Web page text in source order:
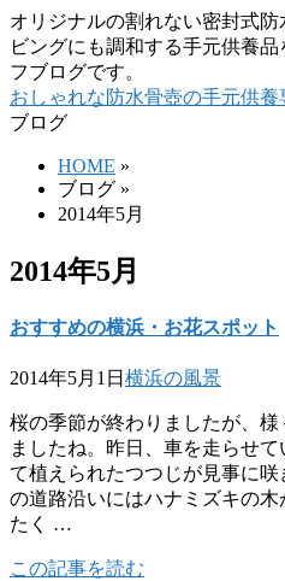
オリジナルの割れない密封式
ビングにも調和する手元供養
フブログです。
おしゃれな防水骨壺の手元供
ブログ
HOME »
ブログ »
2014年5月
2014年5月
おすすめの横浜・お花スポット
2014年5月1日 横浜の風景
桜の季節が終わりましたが、
ましたね。昨日、車を走らせ
て植えられたつつじが見事に
の道路沿いにはハナミズキの
たく …
この記事を読む